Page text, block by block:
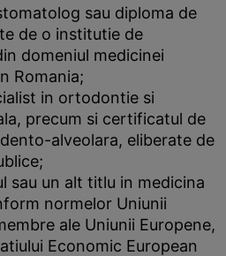
sau diploma de
de o institutie de
domeniul medicinei
Romania;
in ortodontie si
precum si certificatul de
alveolara, eliberate de
sau un alt titlu in medicina
normelor Uniunii
ale Uniunii Europene,
Economic European